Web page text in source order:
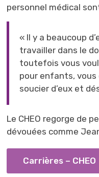
personnel médical
« Il y a beaucoup
travailler dans le
toutefois vous
pour enfants,
soucier d’eux et
Le CHEO regorge de
dévouées comme
Carrières – CHEO